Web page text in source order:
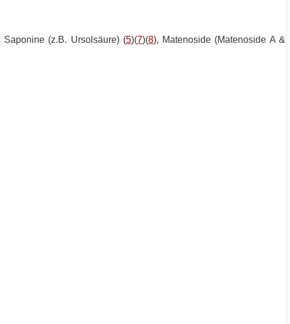
Saponine (z.B. Ursolsäure) (5)(7)(8), Matenoside (Matenoside A &